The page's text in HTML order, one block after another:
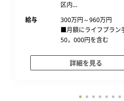
区内...
給与
300万円～960万円
■月額にライフプラン
50，000円を含む
詳細を見る